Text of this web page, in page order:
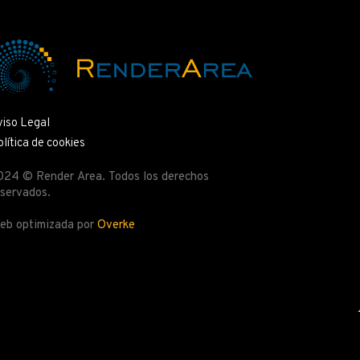
Legal
de cookies
© Render Area. Todos los derechos
optimizada por Overke